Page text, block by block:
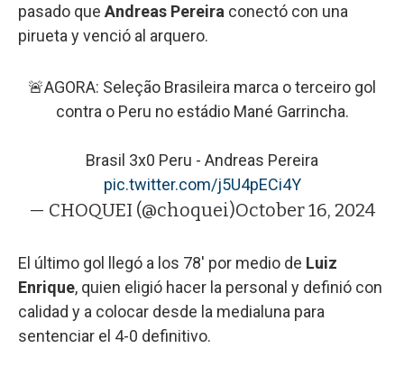
pasado que Andreas Pereira conectó con una
pirueta y venció al arquero.
🚨AGORA: Seleção Brasileira marca o terceiro gol
contra o Peru no estádio Mané Garrincha.
Brasil 3x0 Peru - Andreas Pereira
pic.twitter.com/j5U4pECi4Y
— CHOQUEI (@choquei)October 16, 2024
El último gol llegó a los 78' por medio de Luiz
Enrique, quien eligió hacer la personal y definió con
calidad y a colocar desde la medialuna para
sentenciar el 4-0 definitivo.